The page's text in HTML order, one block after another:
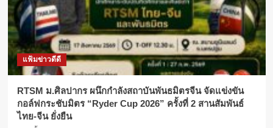
แฟ้มข่าวดีดี
RTSM ม.ศิลปากร ผนึกกำลังสถาบันพันธมิตรจีน จัดแข่งขัน
กอล์ฟกระชับมิตร “Ryder Cup 2026” ครั้งที่ 2 สานสัมพันธ์
ไทย-จีน ยั่งยืน